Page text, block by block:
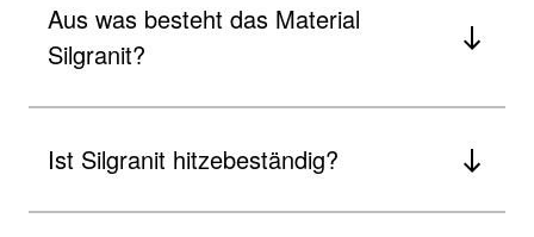
Aus was besteht das Material
Silgranit?
Ist Silgranit hitzebeständig?